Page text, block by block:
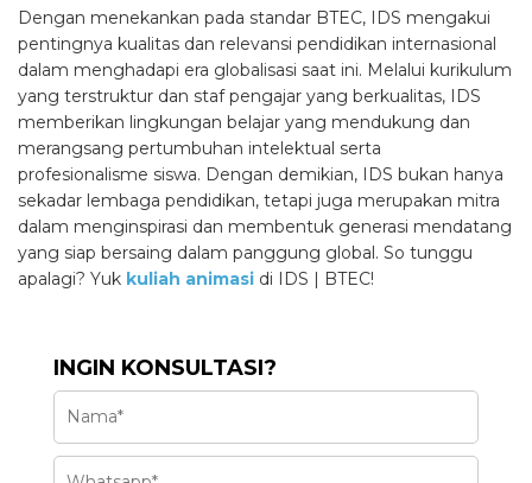
Dengan menekankan pada standar BTEC, IDS mengakui
pentingnya kualitas dan relevansi pendidikan internasional
dalam menghadapi era globalisasi saat ini. Melalui kurikulum
yang terstruktur dan staf pengajar yang berkualitas, IDS
memberikan lingkungan belajar yang mendukung dan
merangsang pertumbuhan intelektual serta
profesionalisme siswa. Dengan demikian, IDS bukan hanya
sekadar lembaga pendidikan, tetapi juga merupakan mitra
dalam menginspirasi dan membentuk generasi mendatang
yang siap bersaing dalam panggung global. So tunggu
apalagi? Yuk kuliah animasi di IDS | BTEC!
INGIN KONSULTASI?